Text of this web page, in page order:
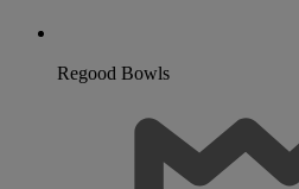
Regood Bowls